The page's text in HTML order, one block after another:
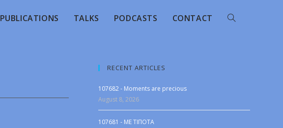
PUBLICATIONS TALKS PODCASTS CONTACT
RECENT ARTICLES
107682 - Moments are precious
August 8, 2026
107681 - ME TIΠOTA